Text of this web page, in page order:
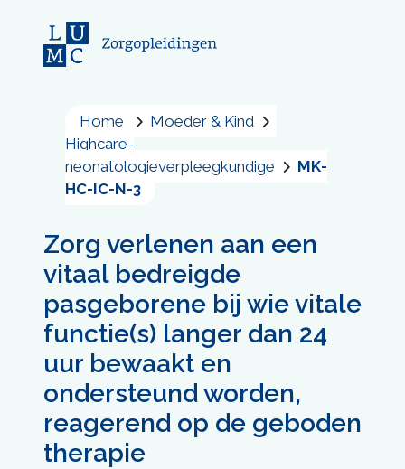
Home
Moeder & Kind
Highcare-
neonatologieverpleegkundige
MK-
HC-IC-N-3
Zorg verlenen aan een
vitaal bedreigde
pasgeborene bij wie vitale
functie(s) langer dan 24
uur bewaakt en
ondersteund worden,
reagerend op de geboden
therapie